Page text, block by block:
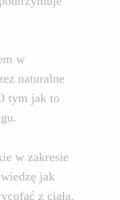
w
naturalne
tym jak to
w zakresie
jak
z ciała.